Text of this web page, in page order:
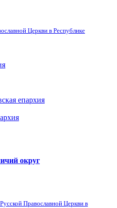
Церкви в Республике
епархия
округ
Православной Церкви в